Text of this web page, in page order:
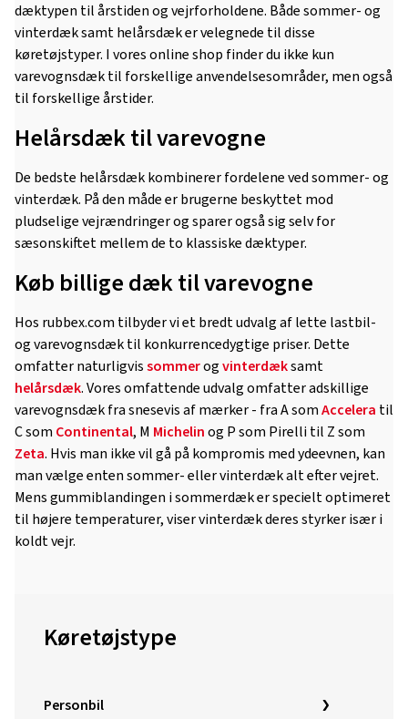
dæktypen til årstiden og vejrforholdene. Både sommer- og
vinterdæk samt helårsdæk er velegnede til disse
køretøjstyper. I vores online shop finder du ikke kun
varevognsdæk til forskellige anvendelsesområder, men også
til forskellige årstider.
Helårsdæk til varevogne
De bedste helårsdæk kombinerer fordelene ved sommer- og
vinterdæk. På den måde er brugerne beskyttet mod
pludselige vejrændringer og sparer også sig selv for
sæsonskiftet mellem de to klassiske dæktyper.
Køb billige dæk til varevogne
Hos rubbex.com tilbyder vi et bredt udvalg af lette lastbil-
og varevognsdæk til konkurrencedygtige priser. Dette
omfatter naturligvissommerogvinterdæksamt
helårsdæk. Vores omfattende udvalg omfatter adskillige
varevognsdæk fra snesevis af mærker - fra A somAccelera til
C som Continental, M Michelinog P som Pirelli til Z som
Zeta. Hvis man ikke vil gå på kompromis med ydeevnen, kan
man vælge enten sommer- eller vinterdæk alt efter vejret.
Mens gummiblandingen i sommerdæk er specielt optimeret
til højere temperaturer, viser vinterdæk deres styrker især i
koldt vejr.
Køretøjstype
Personbil